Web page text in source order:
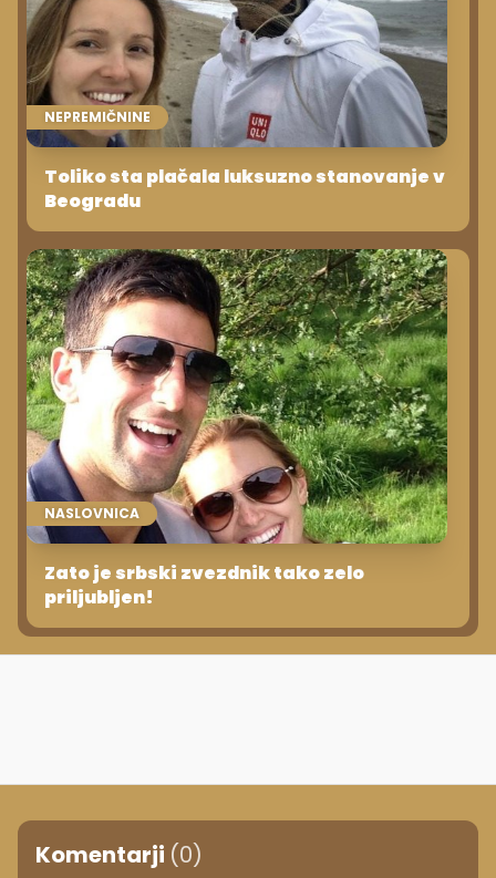
NEPREMIČNINE
Toliko sta plačala luksuzno stanovanje v
Beogradu
NASLOVNICA
Zato je srbski zvezdnik tako zelo
priljubljen!
Komentarji (0)